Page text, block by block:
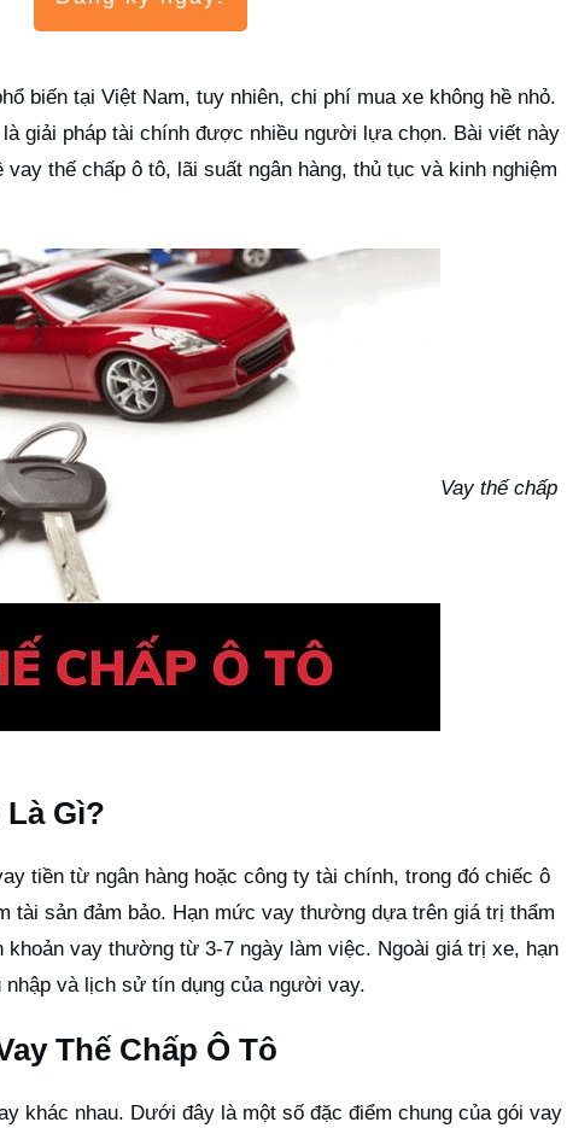
biến tại Việt Nam, tuy nhiên, chi phí mua xe không hề nhỏ.
giải pháp tài chính được nhiều người lựa chọn. Bài viết này
thế chấp ô tô, lãi suất ngân hàng, thủ tục và kinh nghiệm
Vay thế chấp
Là Gì?
tiền từ ngân hàng hoặc công ty tài chính, trong đó chiếc ô
tài sản đảm bảo. Hạn mức vay thường dựa trên giá trị thẩm
khoản vay thường từ 3-7 ngày làm việc. Ngoài giá trị xe, hạn
và lịch sử tín dụng của người vay.
Thế Chấp Ô Tô
khác nhau. Dưới đây là một số đặc điểm chung của gói vay